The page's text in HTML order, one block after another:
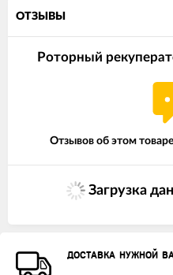
ОТЗЫВЫ
Роторный
Отзывов об этом
Загрузка
ДОСТАВКА НУЖНОЙ